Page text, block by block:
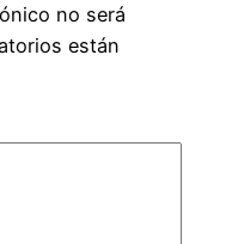
no será
están